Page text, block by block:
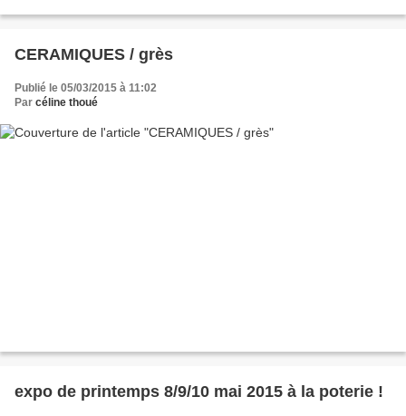
CERAMIQUES / grès
Publié le 05/03/2015 à 11:02
Par céline thoué
expo de printemps 8/9/10 mai 2015 à la poterie !